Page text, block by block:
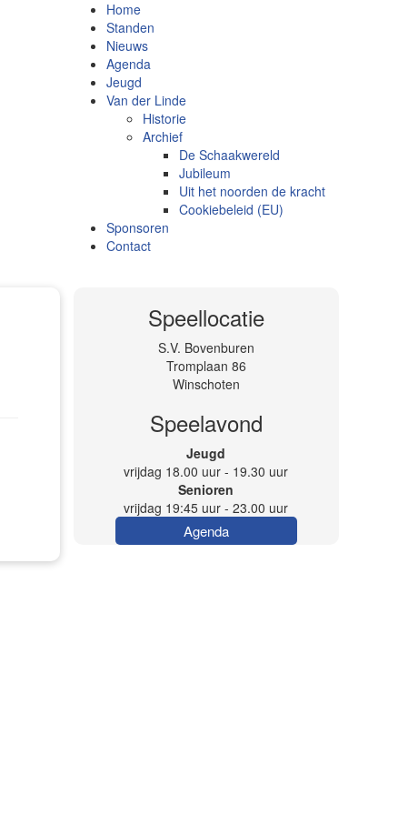
Home
Standen
Nieuws
Agenda
Jeugd
Van der Linde
Historie
Archief
De Schaakwereld
Jubileum
Uit het noorden de kracht
Cookiebeleid (EU)
Sponsoren
Contact
Speellocatie
S.V. Bovenburen
Tromplaan 86
Winschoten
Speelavond
Jeugd
vrijdag 18.00 uur - 19.30 uur
Senioren
vrijdag 19:45 uur - 23.00 uur
Agenda